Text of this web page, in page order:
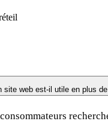
web est-il utile en plus